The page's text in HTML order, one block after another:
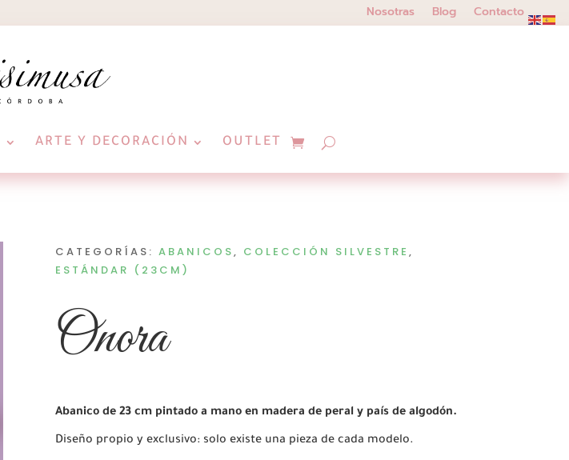
Nosotras Blog Contacto
ARTE Y DECORACIÓN OUTLET
CATEGORÍAS: ABANICOS, COLECCIÓN SILVESTRE ,
ESTÁNDAR (23CM)
Onora
Abanico de 23 cm pintado a mano en madera de peral y país de algodón.
Diseño propio y exclusivo: solo existe una pieza de cada modelo.